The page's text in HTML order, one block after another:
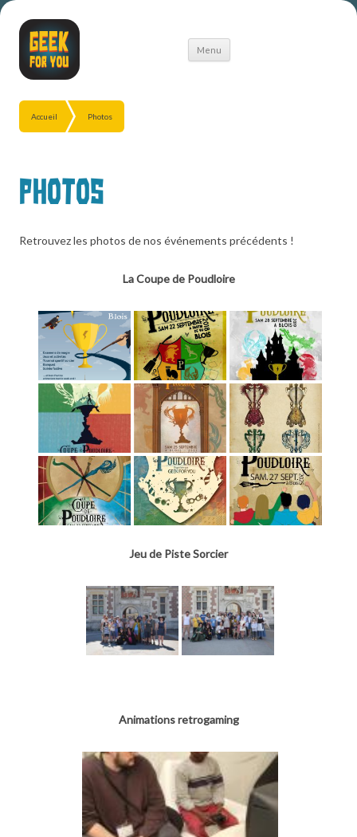
Menu
Aller
Accueil Photos
Photos
Retrouvez les photos de nos événements précédents !
La Coupe de Poudloire
Jeu de Piste Sorcier
Animations retrogaming